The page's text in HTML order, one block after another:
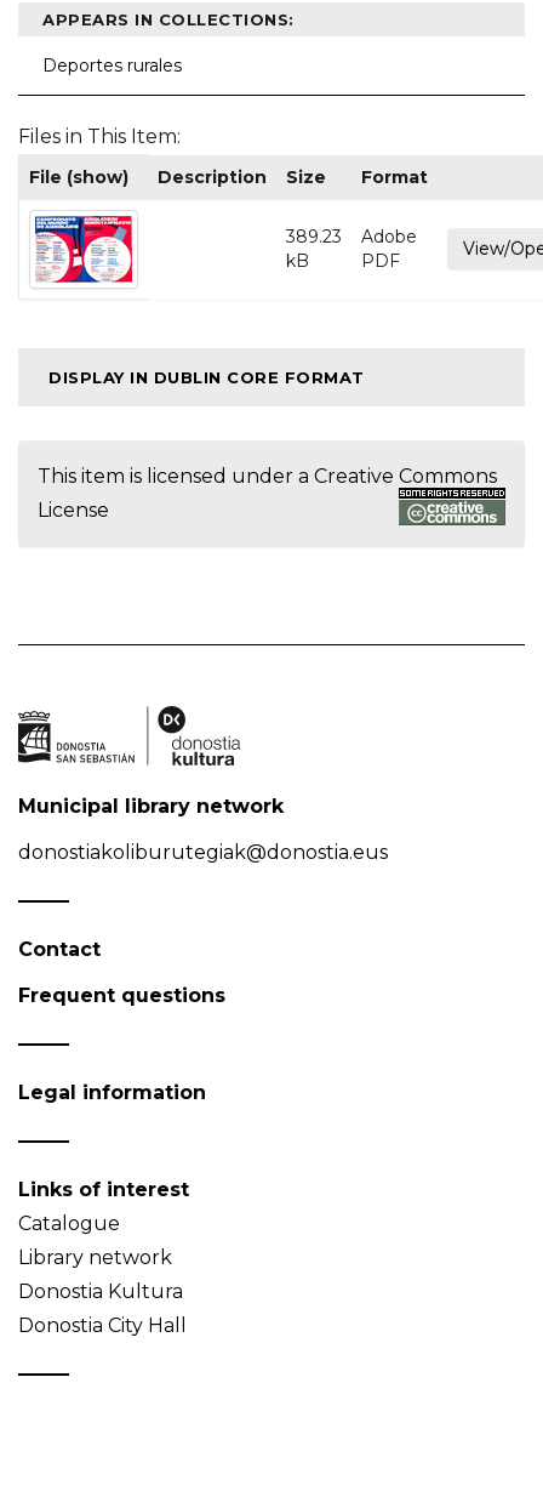
APPEARS IN COLLECTIONS:
Deportes rurales
Files in This Item:
File (show) Description Size Format
389.23
kB
Adobe
PDF
View/
DISPLAY IN DUBLIN CORE FORMAT
This item is licensed under a Creative Commons
License
Municipal library network
donostiakoliburutegiak@donostia.eus
Contact
Frequent questions
Legal information
Links of interest
Catalogue
Library network
Donostia Kultura
Donostia City Hall